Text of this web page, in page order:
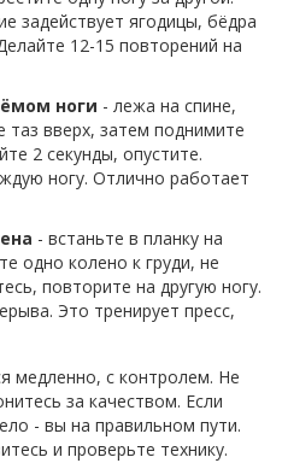
задействует ягодицы, бёдра
12-15 повторений на
ноги - лежа на спине,
таз вверх, затем поднимите
2 секунды, опустите.
ногу. Отлично работает
- встаньте в планку на
одно колено к груди, не
повторите на другую ногу.
Это тренирует пресс,
медленно, с контролем. Не
за качеством. Если
- вы на правильном пути.
и проверьте технику.